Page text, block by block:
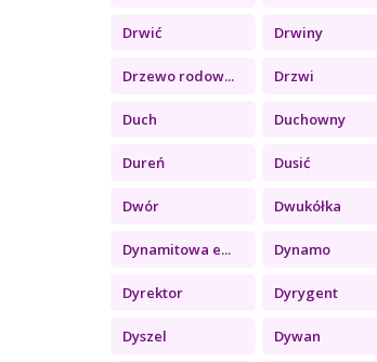
Drwić Drwiny
Drzewo rodow... Drzwi
Duch Duchowny
Dureń Dusić
Dwór Dwukółka
Dynamitowa e... Dynamo
Dyrektor Dyrygent
Dyszel Dywan